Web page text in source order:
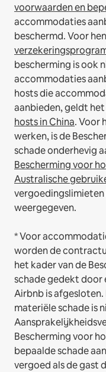
voorwaarden en
accommodaties
beschermd. Voor
bescherming is ook
accommodaties
hosts die
aanbieden, geldt het
hosts in China.Voor
werken, is de
schade onderhevig
Bescherming voor
Australische
vergoedingslimieten
weergegeven.
* Voor
worden de
het kader van de
schade gedekt door
Airbnb is
materiële schade is
Bescherming voor
bepaalde schade
vergoed als de gast